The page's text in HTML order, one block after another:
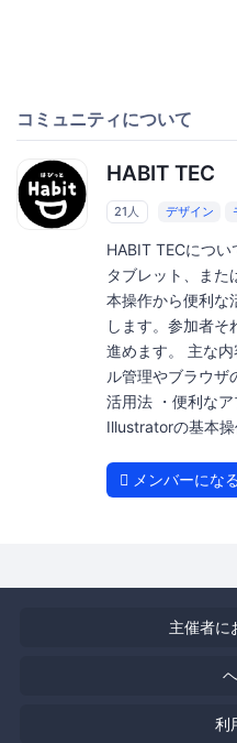
コミュニティについて
HABIT TEC
21人 デザイン
HABIT TECについ
タブレット、また
本操作から便利な
します。参加者
進めます。 主な
ル管理やブラウザ
活用法 ・便利な
Illustratorの基本
メンバーにな
主催者に
利